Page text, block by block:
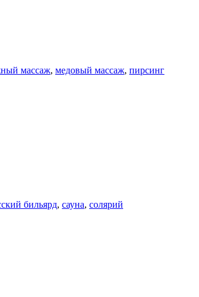
массаж, медовый массаж, пирсинг
бильярд, сауна, солярий